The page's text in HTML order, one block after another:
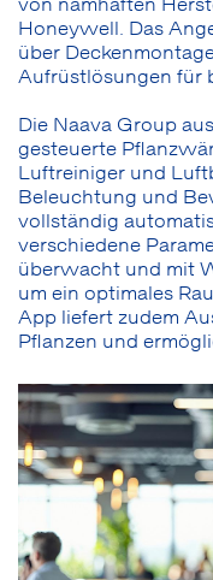
von namhaften
Honeywell. Das
über
Aufrüstlösungen für
Die Naava Group
gesteuerte
Luftreiniger und
Beleuchtung und
vollständig
verschiedene
überwacht und mit
um ein optimales
App liefert zudem
Pflanzen und